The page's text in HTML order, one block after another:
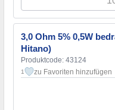
3,0 Ohm 5% 0,5W
Hitano)
Produktcode: 43124
1 zu Favoriten hinzufügen